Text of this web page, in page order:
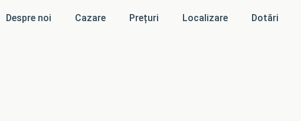
Despre noi Cazare Prețuri Localizare Dotări